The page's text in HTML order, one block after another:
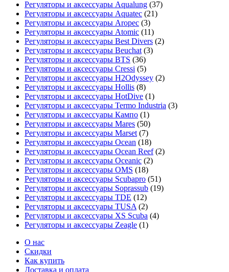
Регуляторы и аксессуары Aqualung (37)
Регуляторы и аксессуары Aquatec (21)
Регуляторы и аксессуары Aropec (3)
Регуляторы и аксессуары Atomic (11)
Регуляторы и аксессуары Best Divers (2)
Регуляторы и аксессуары Beuchat (3)
Регуляторы и аксессуары BTS (36)
Регуляторы и аксессуары Cressi (5)
Регуляторы и аксессуары H2Odyssey (2)
Регуляторы и аксессуары Hollis (8)
Регуляторы и аксессуары HotDive (1)
Регуляторы и аксессуары Termo Industria (3)
Регуляторы и аксессуары Кампо (1)
Регуляторы и аксессуары Mares (50)
Регуляторы и аксессуары Marset (7)
Регуляторы и аксессуары Ocean (18)
Регуляторы и аксессуары Ocean Reef(2)
Регуляторы и аксессуары Oceanic (2)
Регуляторы и аксессуары OMS (18)
Регуляторы и аксессуары Scubapro (51)
Регуляторы и аксессуары Soprassub (19)
Регуляторы и аксессуары TDE (12)
Регуляторы и аксессуары TUSA (2)
Регуляторы и аксессуары XS Scuba (4)
Регуляторы и аксессуары Zeagle (1)
О нас
Скидки
Как купить
Доставка и оплата